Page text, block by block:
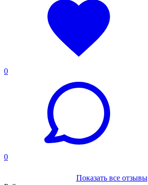
0
0
Показать все отзывы